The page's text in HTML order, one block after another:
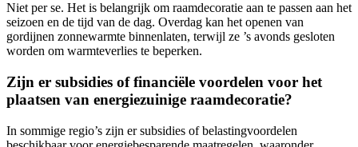
Niet per se. Het is belangrijk om raamdecoratie aan te passen aan het
seizoen en de tijd van de dag. Overdag kan het openen van
gordijnen zonnewarmte binnenlaten, terwijl ze ’s avonds gesloten
worden om warmteverlies te beperken.
Zijn er subsidies of financiële voordelen voor het
plaatsen van energiezuinige raamdecoratie?
In sommige regio’s zijn er subsidies of belastingvoordelen